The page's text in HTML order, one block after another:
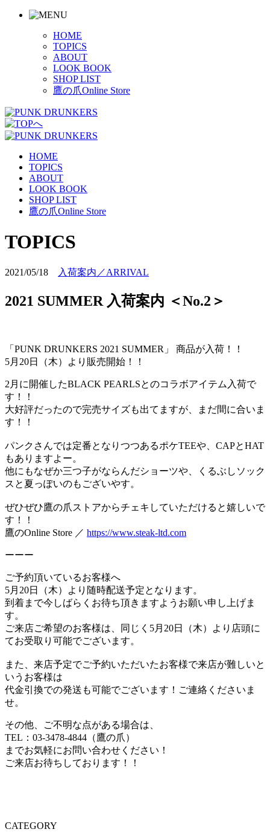
HOME
TOPICS
ABOUT
LOOK BOOK
SHOP LIST
鷹の爪Online Store
HOME
TOPICS
ABOUT
LOOK BOOK
SHOP LIST
鷹の爪Online Store
TOPICS
2021/05/18 入荷案内／ARRIVAL
2021 SUMMER 入荷案内 ＜No.2＞
「PUNK DRUNKERS 2021 SUMMER」 商品が入荷！！
5月20日（木）より販売開始！！
2月に開催したBLACK PEARLSとのコラボアイテム入荷で
す！！
大好評だったので完売サイズも出てますが、まだ間に合いま
す！！
パンクさんでは定番となりつつあるポケTEEや、CAPとHAT
もありますよー。
他にもなぜか三つ子がならんだショーツや、くるぶしソック
スと夏っぽいのもございやす。
ぜひぜひ鷹の爪ストアからチェキしていただけると嬉しいで
す！！
鷹のOnline Store ／ https://www.steak-ltd.com
ーーー
ご予約頂いているお客様へ
5月20日（木）より随時配送予定となります。
到着まで今しばらくお待ち頂きますようお願い申し上げま
す。
ご来店ご希望のお客様は、同じく5月20日（木）より店頭に
てお受取り可能でございます。
また、来店予定でご予約いただいたお客様で来店が難しいと
いうお客様は
代金引換での発送も可能でございます！ご連絡くださいま
せ。
その他、ご不明な点がある場合は、
TEL：03-3478-4844（鷹の爪）
までお気軽にお問い合わせください！
ご来店お待ちしております！！
CATEGORY